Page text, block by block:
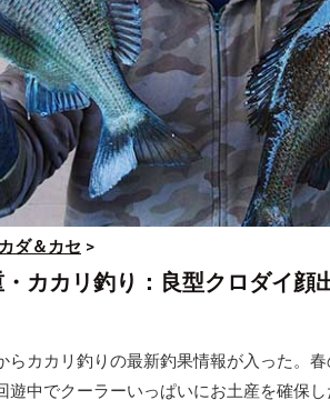
ダ＆カセ >
・カカリ釣り：良型クロダイ
らカカリ釣りの最新釣果情報が入った。
中でクーラーいっぱいにお土産を確保し